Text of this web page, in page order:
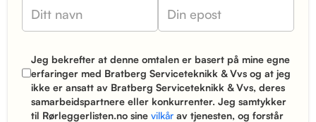
Jeg bekrefter at denne omtalen er basert på mine egne
erfaringer med Bratberg Serviceteknikk & Vvs og at jeg
ikke er ansatt av Bratberg Serviceteknikk & Vvs, deres
samarbeidspartnere eller konkurrenter. Jeg samtykker
til Rørleggerlisten.no sinevilkår av tjenesten, og forstår